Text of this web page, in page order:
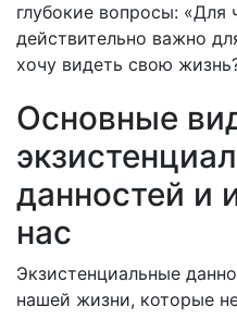
глубокие вопросы: «Для
действительно важно
хочу видеть свою
Основные
данностей и
нас
Экзистенциальные
нашей жизни, которые